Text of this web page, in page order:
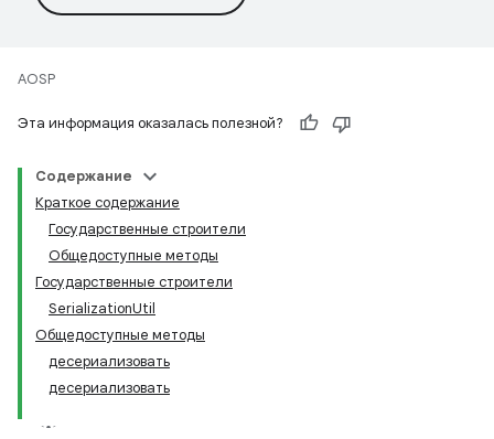
AOSP
Эта информация оказалась полезной?
Содержание
Краткое содержание
Государственные строители
Общедоступные методы
Государственные строители
SerializationUtil
Общедоступные методы
десериализовать
десериализовать